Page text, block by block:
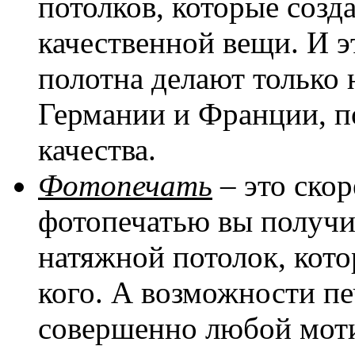
качественной вещи. И
полотна делают
Германии и Франции,
качества.
Фотопечать – это
фотопечатью вы
натяжной потолок,
кого. А возможности
совершенно любой